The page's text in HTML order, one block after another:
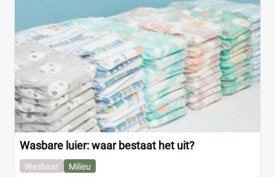
Wasbare luier: waar bestaat het uit?
Wasbaar Milieu